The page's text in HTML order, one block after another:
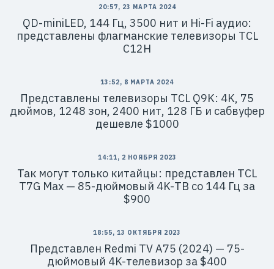
20:57, 23 МАРТА 2024
QD-miniLED, 144 Гц, 3500 нит и Hi-Fi аудио:
представлены флагманские телевизоры TCL
C12H
13:52, 8 МАРТА 2024
Представлены телевизоры TCL Q9K: 4K, 75
дюймов, 1248 зон, 2400 нит, 128 ГБ и сабвуфер
дешевле $1000
14:11, 2 НОЯБРЯ 2023
Так могут только китайцы: представлен TCL
T7G Max — 85-дюймовый 4K-ТВ со 144 Гц за
$900
18:55, 13 ОКТЯБРЯ 2023
Представлен Redmi TV A75 (2024) — 75-
дюймовый 4K-телевизор за $400